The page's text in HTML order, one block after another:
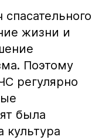
жизни и
Поэтому
регулярно
была
культура